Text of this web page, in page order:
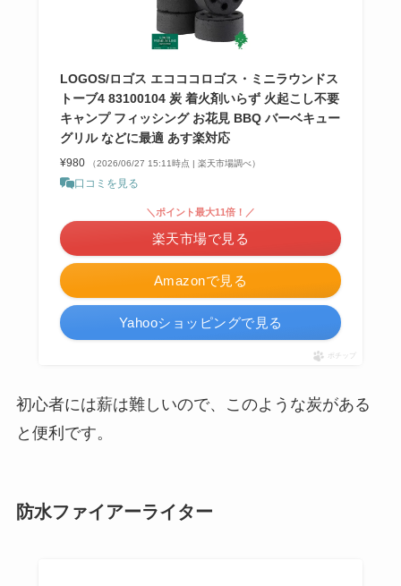
LOGOS/ロゴス エコココロゴス・ミニラウンドス
トーブ4 83100104 炭 着火剤いらず 火起こし不要
キャンプ フィッシング お花見 BBQ バーベキュー
グリル などに最適 あす楽対応
¥980 （2026/06/27 15:11時点 | 楽天市場調べ）
口コミを見る
Amazonで見る
＼ポイント最大11倍！／
楽天市場で見る
Yahooショッピングで見る
ポチップ
初心者には薪は難しいので、このような炭がある
と便利です。
防水ファイアーライター